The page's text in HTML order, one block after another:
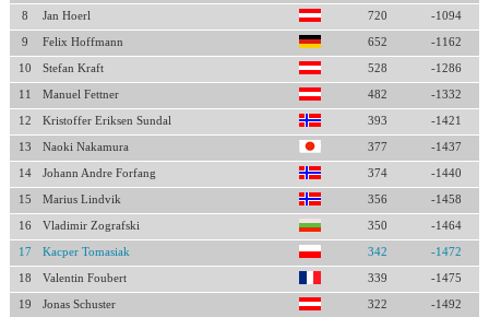
8 Jan Hoerl 720 -1094
9 Felix Hoffmann 652 -1162
10 Stefan Kraft 528 -1286
11 Manuel Fettner 482 -1332
12 Kristoffer Eriksen Sundal 393 -1421
13 Naoki Nakamura 377 -1437
14 Johann Andre Forfang 374 -1440
15 Marius Lindvik 356 -1458
16 Vladimir Zografski 350 -1464
17 Kacper Tomasiak 342 -1472
18 Valentin Foubert 339 -1475
19 Jonas Schuster 322 -1492